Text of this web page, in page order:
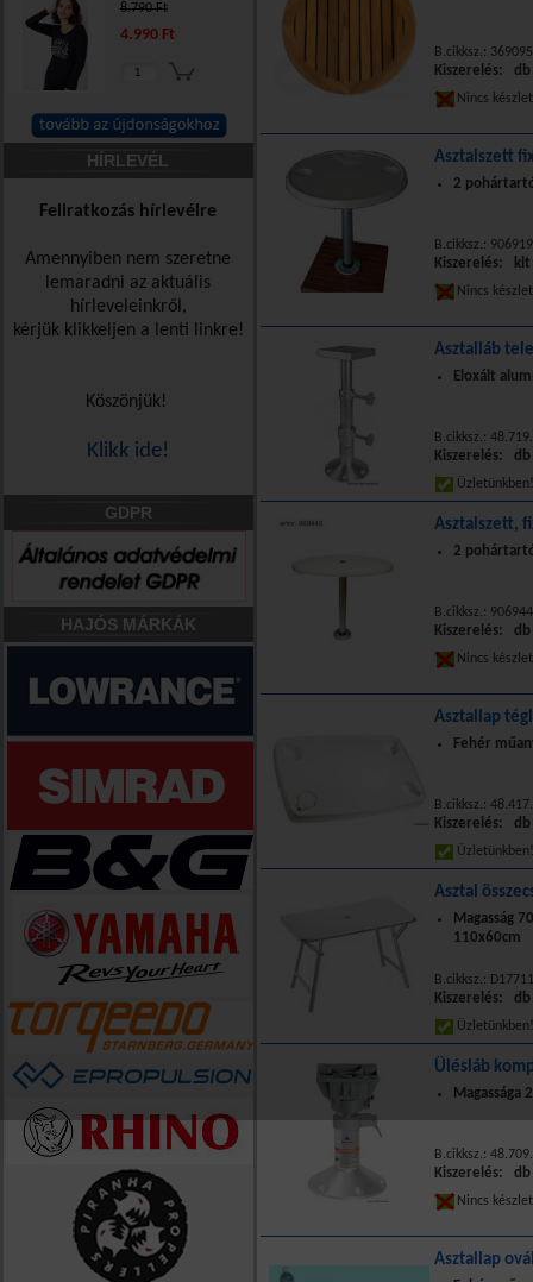
8.790 Ft
4.990 Ft
HÍRLEVÉL
Feliratkozás hírlevélre
Amennyiben nem szeretne
lemaradni az aktuális
hírleveleinkről,
kérjük klikkeljen a lenti linkre!
Köszönjük!
Klikk ide!
GDPR
HAJÓS MÁRKÁK
B.cikksz.: 369095
Kiszerelés: db
Nincs
Asztalszett
2
B.cikksz.:
Kiszerelés: klt
Nincs
Asztalláb
Eloxált
B.cikksz.:
Kiszerelés: db
Asztalszett,
2
B.cikksz.:
Kiszerelés: db
Nincs
Asztallap
Fehér
B.cikksz.:
Kiszerelés: db
Asztal
Magasság
110x60cm
B.cikksz.:
Kiszerelés: db
Ülésláb
Magassága
B.cikksz.:
Kiszerelés: db
Nincs
Asztallap